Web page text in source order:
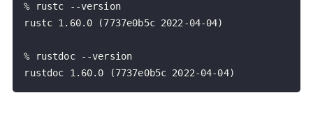
% rustc --version
rustdoc 1.60.0 (7737e0b5c 2022-04-04)